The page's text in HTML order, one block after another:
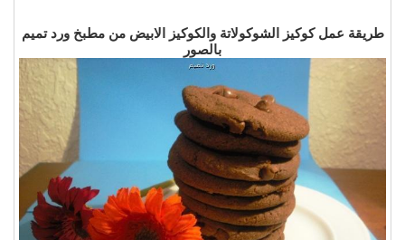
طريقة عمل كوكيز الشوكولاتة والكوكيز الابيض من مطبخ ورد تميم
بالصور